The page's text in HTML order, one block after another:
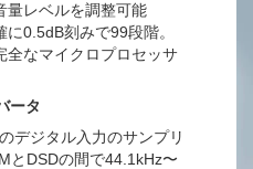
量レベルを調整可能
0.5dB刻みで99段階。
全なマイクロプロセッサ
ータ
デジタル入力のサンプリ
とDSDの間で44.1kHz〜